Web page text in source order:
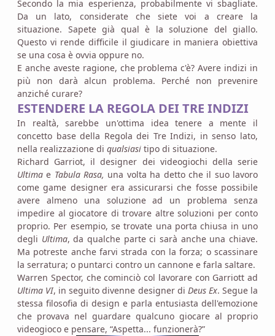
Secondo la mia esperienza, probabilmente vi sbagliate.
Da un lato, considerate che siete voi a creare la
situazione. Sapete già qual è la soluzione del giallo.
Questo vi rende difficile il giudicare in maniera obiettiva
se una cosa è ovvia oppure no.
E anche aveste ragione, che problema c'è? Avere indizi in
più non darà alcun problema. Perché non prevenire
anziché curare?
ESTENDERE LA REGOLA DEI TRE INDIZI
In realtà, sarebbe un'ottima idea tenere a mente il
concetto base della Regola dei Tre Indizi, in senso lato,
nella realizzazione di qualsiasi tipo di situazione.
Richard Garriot, il designer dei videogiochi della serie
Ultima e Tabula Rasa, una volta ha detto che il suo lavoro
come game designer era assicurarsi che fosse possibile
avere almeno una soluzione ad un problema senza
impedire al giocatore di trovare altre soluzioni per conto
proprio. Per esempio, se trovate una porta chiusa in uno
degli Ultima, da qualche parte ci sarà anche una chiave.
Ma potreste anche farvi strada con la forza; o scassinare
la serratura; o puntarci contro un cannone e farla saltare.
Warren Spector, che cominciò col lavorare con Garriott ad
Ultima VI, in seguito divenne designer di Deus Ex. Segue la
stessa filosofia di design e parla entusiasta dell'emozione
che provava nel guardare qualcuno giocare al proprio
videogioco e pensare, “Aspetta... funzionerà?”